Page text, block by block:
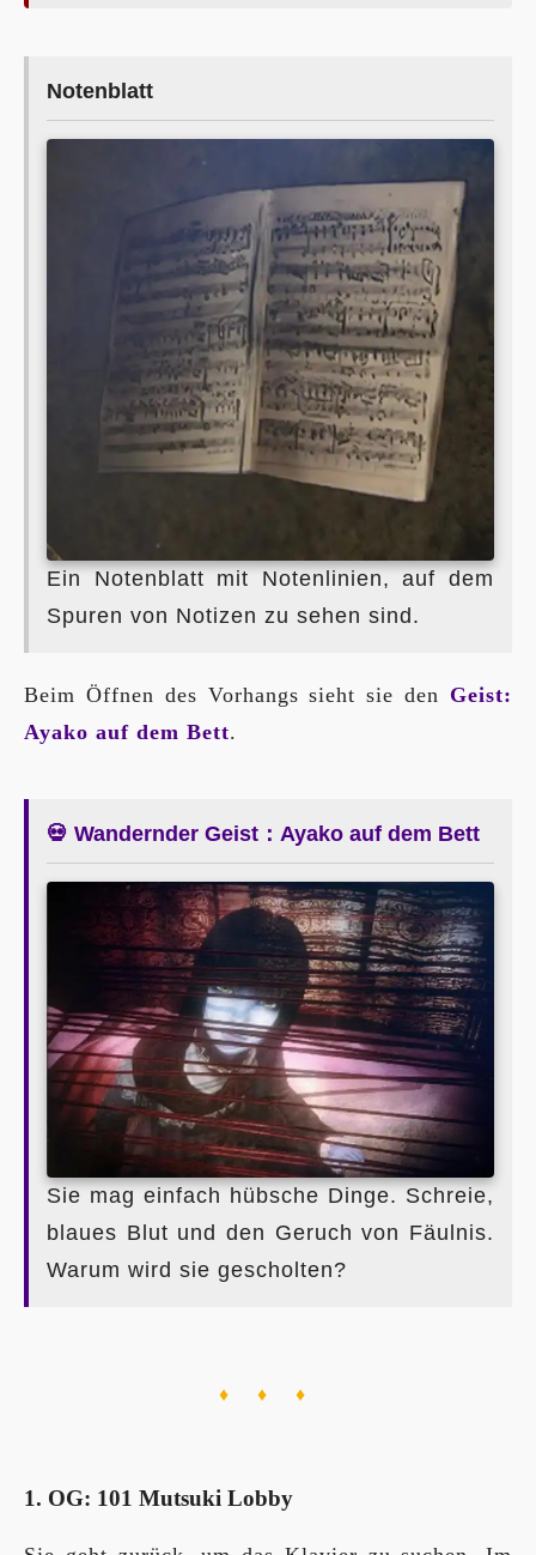
Notenblatt
Ein Notenblatt mit Notenlinien, auf dem
Spuren von Notizen zu sehen sind.
Beim Öffnen des Vorhangs sieht sie den Geist:
Ayako auf dem Bett.
💀 Wandernder Geist：Ayako auf dem Bett
Sie mag einfach hübsche Dinge. Schreie,
blaues Blut und den Geruch von Fäulnis.
Warum wird sie gescholten?
♦ ♦ ♦
1. OG: 101 Mutsuki Lobby